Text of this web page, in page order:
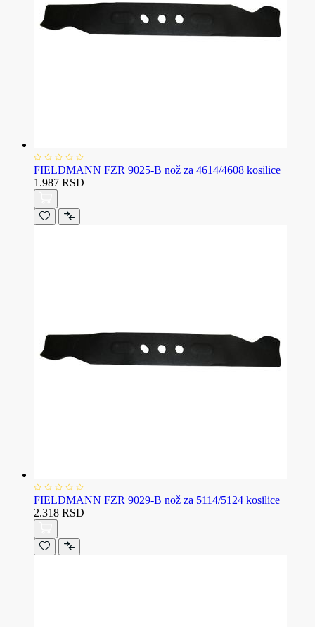
FIELDMANN FZR 9025-B nož za 4614/4608 kosilice
1.987 RSD
FIELDMANN FZR 9029-B nož za 5114/5124 kosilice
2.318 RSD